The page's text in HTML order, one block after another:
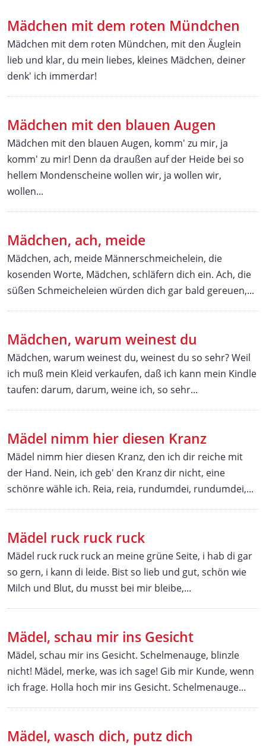
Mädchen mit dem roten Mündchen
Mädchen mit dem roten Mündchen, mit den Äuglein
lieb und klar, du mein liebes, kleines Mädchen, deiner
denk' ich immerdar!
Mädchen mit den blauen Augen
Mädchen mit den blauen Augen, komm' zu mir, ja
komm' zu mir! Denn da draußen auf der Heide bei so
hellem Mondenscheine wollen wir, ja wollen wir,
wollen...
Mädchen, ach, meide
Mädchen, ach, meide Männerschmeichelein, die
kosenden Worte, Mädchen, schläfern dich ein. Ach, die
süßen Schmeicheleien würden dich gar bald gereuen,...
Mädchen, warum weinest du
Mädchen, warum weinest du, weinest du so sehr? Weil
ich muß mein Kleid verkaufen, daß ich kann mein Kindle
taufen: darum, darum, weine ich, so sehr...
Mädel nimm hier diesen Kranz
Mädel nimm hier diesen Kranz, den ich dir reiche mit
der Hand. Nein, ich geb' den Kranz dir nicht, eine
schönre wähle ich. Reia, reia, rundumdei, rundumdei,...
Mädel ruck ruck ruck
Mädel ruck ruck ruck an meine grüne Seite, i hab di gar
so gern, i kann di leide. Bist so lieb und gut, schön wie
Milch und Blut, du musst bei mir bleibe,...
Mädel, schau mir ins Gesicht
Mädel, schau mir ins Gesicht. Schelmenauge, blinzle
nicht! Mädel, merke, was ich sage! Gib mir Kunde, wenn
ich frage. Holla hoch mir ins Gesicht. Schelmenauge...
Mädel, wasch dich, putz dich